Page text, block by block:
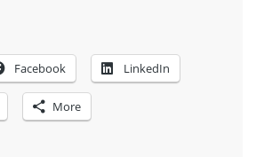
Facebook LinkedIn
More